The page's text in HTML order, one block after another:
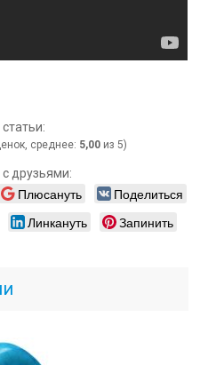
среднее: 5,00 из 5)
друзьями:
Плюсануть
Поделиться
Линкануть Запинить